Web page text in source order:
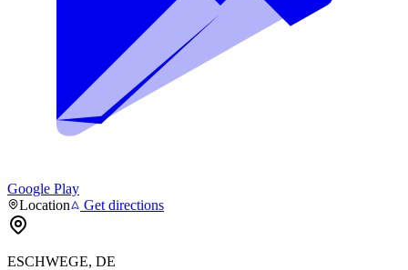
Google Play
Location
Get directions
ESCHWEGE, DE